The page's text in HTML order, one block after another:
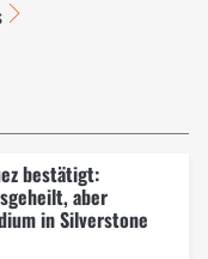
bestätigt:
aber
in Silverstone